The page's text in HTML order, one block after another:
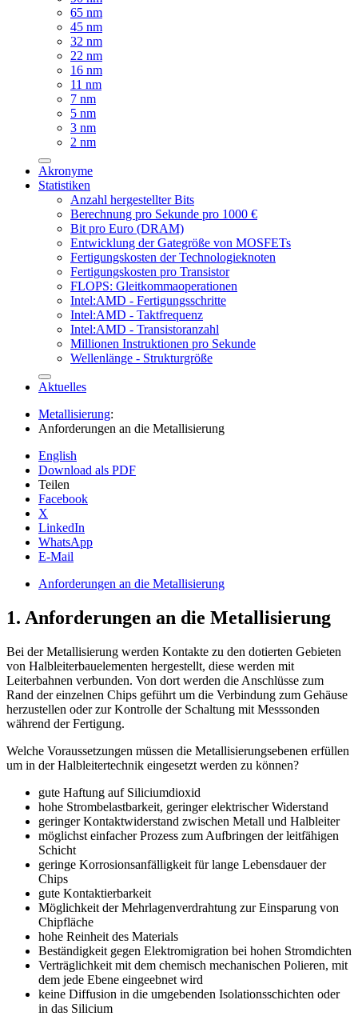
65 nm
45 nm
32 nm
22 nm
16 nm
11 nm
7 nm
5 nm
3 nm
2 nm
Akronyme
Statistiken
Anzahl hergestellter Bits
Berechnung pro Sekunde pro 1000 €
Bit pro Euro (DRAM)
Entwicklung der Gategröße von MOSFETs
Fertigungskosten der Technologieknoten
Fertigungskosten pro Transistor
FLOPS: Gleitkommaoperationen
Intel:AMD - Fertigungsschritte
Intel:AMD - Taktfrequenz
Intel:AMD - Transistoranzahl
Millionen Instruktionen pro Sekunde
Wellenlänge - Strukturgröße
Aktuelles
Metallisierung:
Anforderungen an die Metallisierung
English
Download als PDF
Teilen
Facebook
X
LinkedIn
WhatsApp
E-Mail
Anforderungen an die Metallisierung
1. Anforderungen an die Metallisierung
Bei der Metallisierung werden Kontakte zu den dotierten Gebieten
von Halbleiterbauelementen hergestellt, diese werden mit
Leiterbahnen verbunden. Von dort werden die Anschlüsse zum
Rand der einzelnen Chips geführt um die Verbindung zum Gehäuse
herzustellen oder zur Kontrolle der Schaltung mit Messsonden
während der Fertigung.
Welche Voraussetzungen müssen die Metallisierungsebenen erfüllen
um in der Halbleitertechnik eingesetzt werden zu können?
gute Haftung auf Siliciumdioxid
hohe Strombelastbarkeit, geringer elektrischer Widerstand
geringer Kontaktwiderstand zwischen Metall und Halbleiter
möglichst einfacher Prozess zum Aufbringen der leitfähigen
Schicht
geringe Korrosionsanfälligkeit für lange Lebensdauer der
Chips
gute Kontaktierbarkeit
Möglichkeit der Mehrlagenverdrahtung zur Einsparung von
Chipfläche
hohe Reinheit des Materials
Beständigkeit gegen Elektromigration bei hohen Stromdichten
Verträglichkeit mit dem chemisch mechanischen Polieren, mit
dem jede Ebene eingeebnet wird
keine Diffusion in die umgebenden Isolationsschichten oder
in das Silicium